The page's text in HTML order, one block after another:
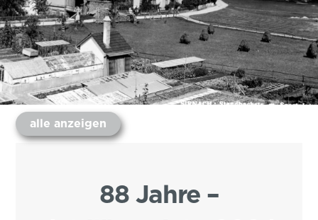
alle anzeigen
88 Jahre –